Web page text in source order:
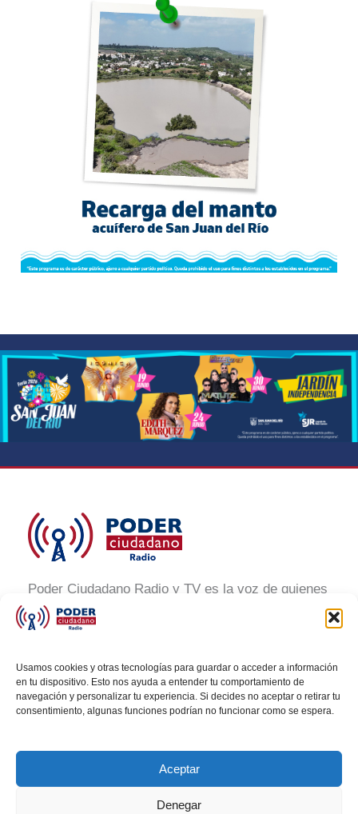
Usamos cookies y otras tecnologías para guardar o acceder a información
en tu dispositivo. Esto nos ayuda a entender tu comportamiento de
navegación y personalizar tu experiencia. Si decides no aceptar o retirar tu
consentimiento, algunas funciones podrían no funcionar como se espera.
Aceptar
Denegar
Poder Ciudadano Radio y TV es la voz de quienes
buscan un México informado y participativo.
Nuestro compromiso es conectar con la
transformación social a través de noticias claras,
veraces y al alcance de todos.